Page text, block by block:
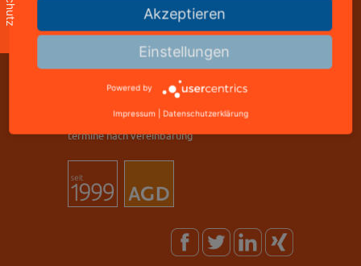
freecall: 0800 8288800
telefax: +49 9221 823502
info@mediastyle.de
www.@mediastyle.de
office mo-fr 11.00 - 17.00 uhr
termine nach vereinbarung
Akzeptieren
Einstellungen
Powered by
Impressum Datenschutzerklärung